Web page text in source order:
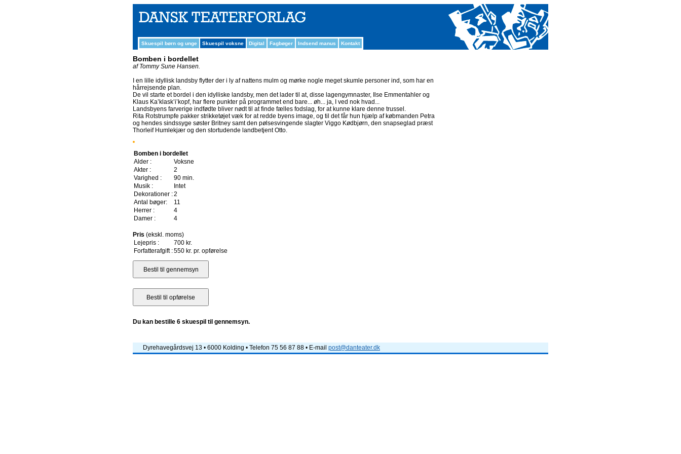
Skuespil børn og unge Skuespil voksne Digital Fagbøger Indsend manus Kontakt
Bomben i bordellet
af Tommy Sune Hansen.
I en lille idyllisk landsby flytter der i ly af nattens mulm og mørke nogle meget skumle personer ind, som har en
hårrejsende plan.
De vil starte et bordel i den idylliske landsby, men det lader til at, disse lagengymnaster, Ilse Emmentahler og
Klaus Ka’klask’i’kopf, har flere punkter på programmet end bare... øh... ja, I ved nok hvad...
Landsbyens farverige indfødte bliver nødt til at finde fælles fodslag, for at kunne klare denne trussel.
Rita Rotstrumpfe pakker strikketøjet væk for at redde byens image, og til det får hun hjælp af købmanden Petra
og hendes sindssyge søster Britney samt den pølsesvingende slagter Viggo Kødbjørn, den snapseglad præst
Thorleif Humlekjær og den stortudende landbetjent Otto.
Bomben i bordellet
Alder :
Voksne
Akter :
2
Varighed :
90 min.
Musik :
Intet
Dekorationer :2
Antal bøger:
11
Herrer :
4
Damer :
4
Pris (ekskl. moms)
Lejepris :
700 kr.
Forfatterafgift :550 kr. pr. opførelse
Du kan bestille 6 skuespil til gennemsyn.
Dyrehavegårdsvej 13 • 6000 Kolding • Telefon 75 56 87 88 • E-mail post@danteater.dk